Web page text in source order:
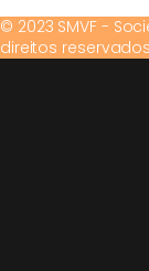
© 2023 SMVF -
direitos reservados